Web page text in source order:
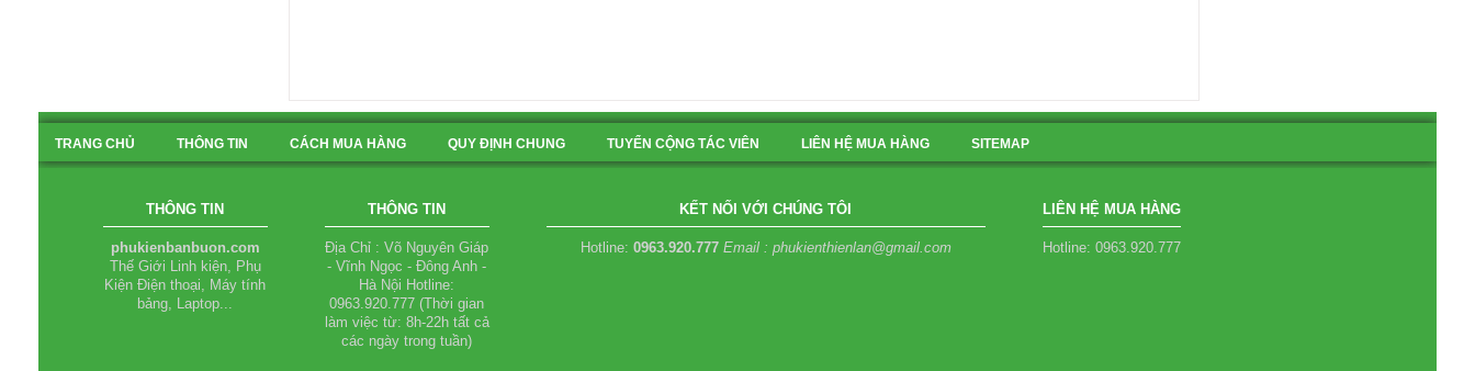
TRANG CHỦ THÔNG TIN CÁCH MUA HÀNG QUY ĐỊNH CHUNG TUYỂN CỘNG TÁC VIÊN LIÊN HỆ MUA HÀNG SITEMAP
THÔNG TIN
phukienbanbuon.com
Thế Giới Linh kiện, Phụ
Kiện Điện thoại, Máy tính
bảng, Laptop...
THÔNG TIN
Địa Chỉ : Võ Nguyên Giáp
- Vĩnh Ngọc - Đông Anh -
Hà Nội Hotline:
0963.920.777 (Thời gian
làm việc từ: 8h-22h tất cả
các ngày trong tuần)
KẾT NỐI VỚI CHÚNG TÔI
Hotline: 0963.920.777 Email : phukienthienlan@gmail.com
LIÊN HỆ MUA HÀNG
Hotline: 0963.920.777